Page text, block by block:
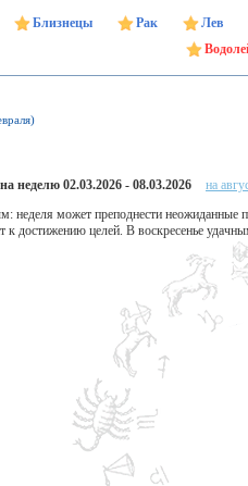
Близнецы Рак Лев
неделю 02.03.2026 - 08.03.2026 на
неделя может преподнести неожиданные
к достижению целей. В воскресенье